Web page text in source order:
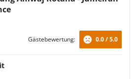
Gästebewertung: 0.0 / 5.0